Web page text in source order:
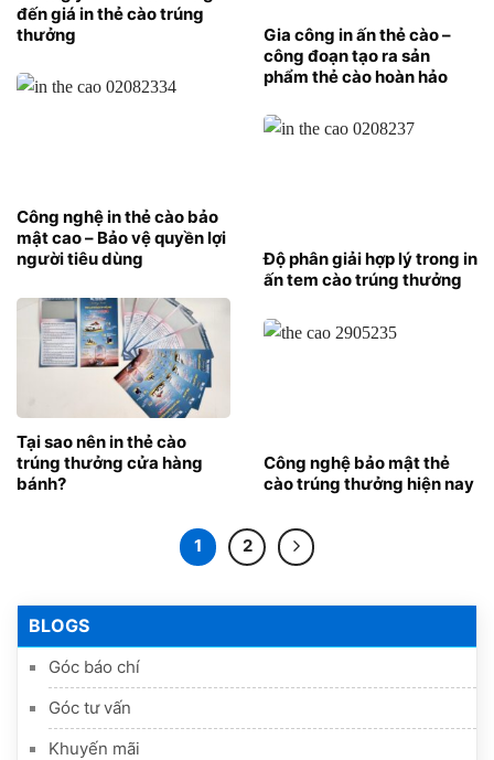
BLOGS
Góc báo chí
Góc tư vấn
Khuyến mãi
đến giá in thẻ cào trúng
thưởng
Gia công in ấn thẻ cào –
công đoạn tạo ra sản
phẩm thẻ cào hoàn hảo
Công nghệ in thẻ cào bảo
mật cao – Bảo vệ quyền lợi
người tiêu dùng
Độ phân giải hợp lý trong in
ấn tem cào trúng thưởng
Tại sao nên in thẻ cào
trúng thưởng cửa hàng
bánh?
Công nghệ bảo mật thẻ
cào trúng thưởng hiện nay
1 2